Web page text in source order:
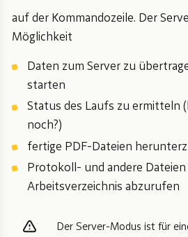
auf der Kommandozeile. Der
Möglichkeit
Daten zum Server zu
starten
Status des Laufs zu ermitteln
noch?)
fertige PDF-Dateien
Protokoll- und andere Dateien
Arbeitsverzeichnis abzurufen
Der Server-Modus ist für